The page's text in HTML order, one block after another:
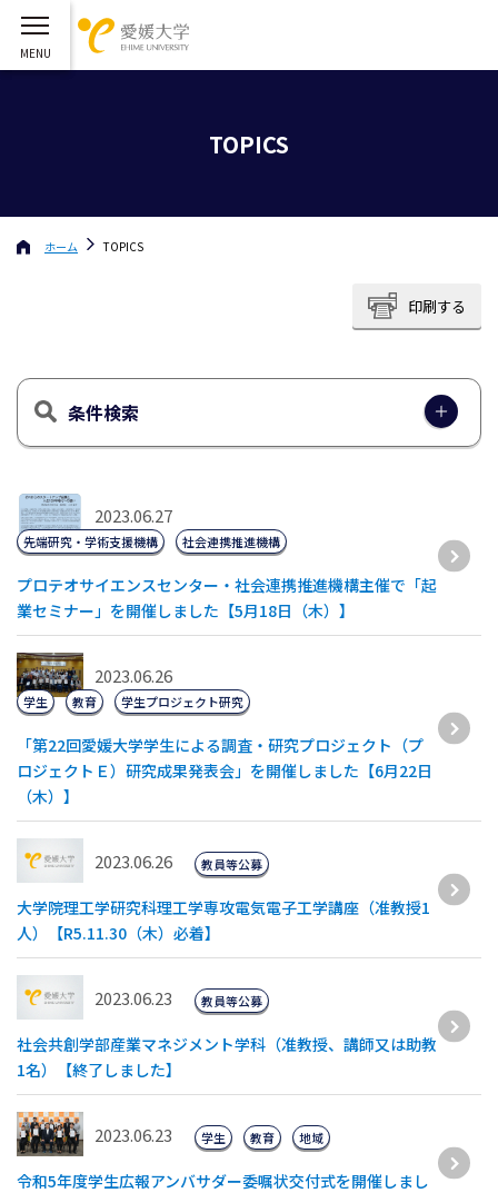
TOPICS
ホーム TOPICS
印刷する
条件検索
2023.06.27
プロテオサイエンスセンター・社会連携推進機構主催で「起
業セミナー」を開催しました【5月18日（木）】
先端研究・学術支援機構 社会連携推進機構
2023.06.26
「第22回愛媛⼤学学⽣による調査・研究プロジェクト（プ
ロジェクトＥ）研究成果発表会」を開催しました【6⽉22⽇
（⽊）】
学生 教育 学生プロジェクト研究
2023.06.26
大学院理工学研究科理工学専攻電気電子工学講座（准教授1
人）【R5.11.30（木）必着】
教員等公募
2023.06.23
社会共創学部産業マネジメント学科（准教授、講師又は助教
1名）【終了しました】
教員等公募
2023.06.23
令和5年度学生広報アンバサダー委嘱状交付式を開催しまし
学生 教育 地域